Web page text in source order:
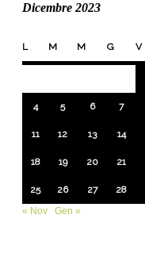
Dicembre 2023
L M M G V
4 5 6 7
11 12 13 14
18 19 20 21
25 26 27 28
« Nov
Gen »